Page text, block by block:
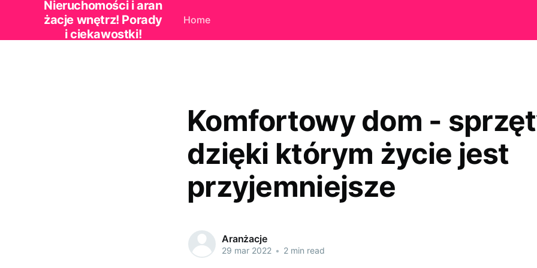
Nieruchomości i aran
żacje wnętrz! Porady
i ciekawostki!
Home
Komfortowy dom -
dzięki którym życie jest
przyjemniejsze
Aranżacje
29 mar 2022 • 2 min read